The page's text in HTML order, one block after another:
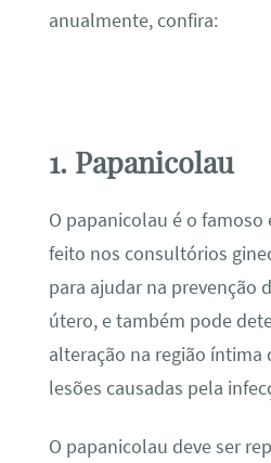
anualmente, confira:
1. Papanicolau
O papanicolau é o famoso
feito nos consultórios
para ajudar na prevenção
útero, e também pode
alteração na região íntima
lesões causadas pela
O papanicolau deve ser